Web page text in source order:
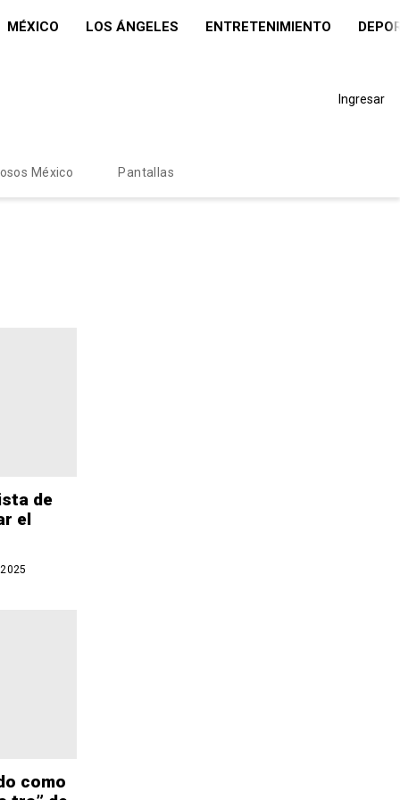
MÉXICO LOS ÁNGELES ENTRETENIMIENTO
Ingresar
México Pantallas
de
el
como